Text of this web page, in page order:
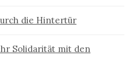
die Hintertür
Solidarität mit den